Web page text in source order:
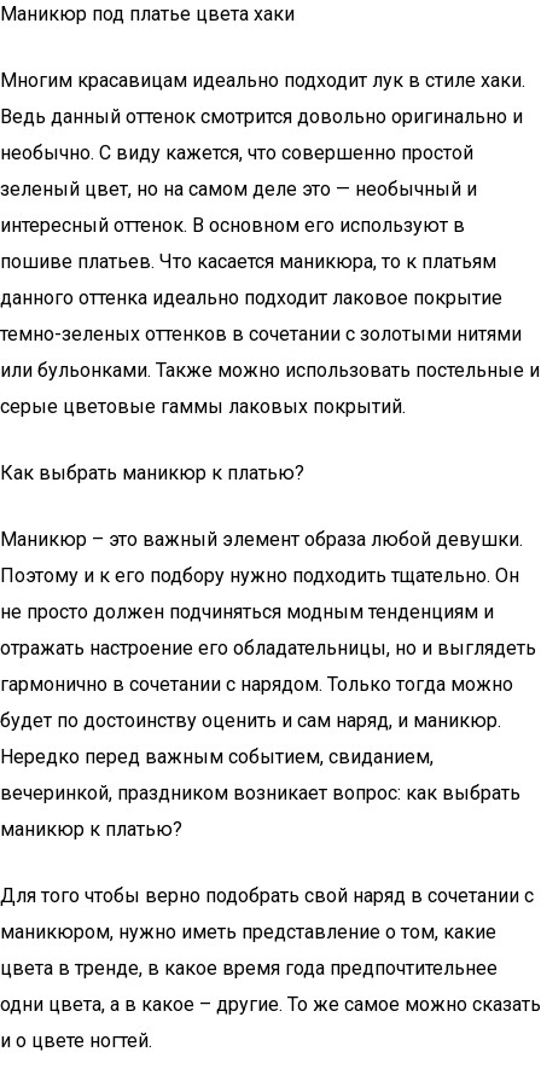
Маникюр под платье цвета хаки
Многим красавицам идеально подходит лук в стиле хаки.
Ведь данный оттенок смотрится довольно оригинально и
необычно. С виду кажется, что совершенно простой
зеленый цвет, но на самом деле это — необычный и
интересный оттенок. В основном его используют в
пошиве платьев. Что касается маникюра, то к платьям
данного оттенка идеально подходит лаковое покрытие
темно-зеленых оттенков в сочетании с золотыми нитями
или бульонками. Также можно использовать постельные и
серые цветовые гаммы лаковых покрытий.
Как выбрать маникюр к платью?
Маникюр – это важный элемент образа любой девушки.
Поэтому и к его подбору нужно подходить тщательно. Он
не просто должен подчиняться модным тенденциям и
отражать настроение его обладательницы, но и выглядеть
гармонично в сочетании с нарядом. Только тогда можно
будет по достоинству оценить и сам наряд, и маникюр.
Нередко перед важным событием, свиданием,
вечеринкой, праздником возникает вопрос: как выбрать
маникюр к платью?
Для того чтобы верно подобрать свой наряд в сочетании с
маникюром, нужно иметь представление о том, какие
цвета в тренде, в какое время года предпочтительнее
одни цвета, а в какое – другие. То же самое можно сказать
и о цвете ногтей.